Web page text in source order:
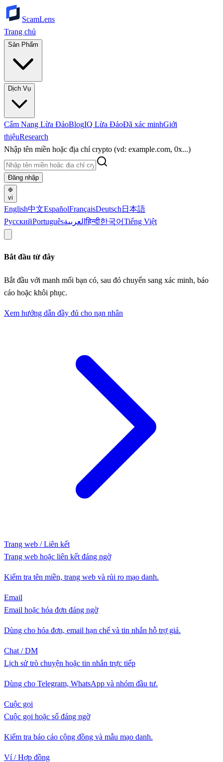
ScamLens
Trang chủ
Sản Phẩm
Dịch Vụ
Cẩm Nang Lừa ĐảoBlogIQ Lừa ĐảoĐã xác minhGiới
thiệuResearch
Nhập tên miền hoặc địa chỉ crypto (vd: example.com, 0x...)
Đăng nhập
vi
English中文EspañolFrançaisDeutsch 日本語
РусскийPortuguêsالعربيةहिन्दी한국어Tiếng Việt
Bắt đầu từ đây
Bắt đầu với manh mối bạn có, sau đó chuyển sang xác minh, báo
cáo hoặc khôi phục.
Xem hướng dẫn đầy đủ cho nạn nhân
Trang web / Liên kết
Trang web hoặc liên kết đáng ngờ
Kiểm tra tên miền, trang web và rủi ro mạo danh.
Email
Email hoặc hóa đơn đáng ngờ
Dùng cho hóa đơn, email hạn chế và tin nhắn hỗ trợ giả.
Chat / DM
Lịch sử trò chuyện hoặc tin nhắn trực tiếp
Dùng cho Telegram, WhatsApp và nhóm đầu tư.
Cuộc gọi
Cuộc gọi hoặc số đáng ngờ
Kiểm tra báo cáo cộng đồng và mẫu mạo danh.
Ví / Hợp đồng